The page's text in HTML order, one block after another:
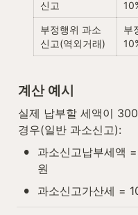
신고
부정행위 과소
신고(역외거래)
부
계산 예시
실제 납부할 세액이
경우(일반 과소신고):
•
과소신고납부세액
원
• 과소신고가산세 =